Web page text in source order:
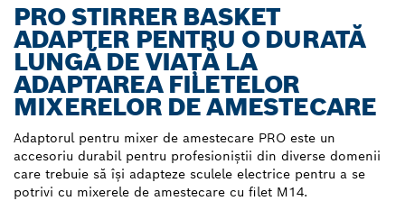
PRO STIRRER BASKET
ADAPTER PENTRU O DURATĂ
LUNGĂ DE VIAȚĂ LA
ADAPTAREA FILETELOR
MIXERELOR DE AMESTECARE
Adaptorul pentru mixer de amestecare PRO este un
accesoriu durabil pentru profesioniștii din diverse domenii
care trebuie să își adapteze sculele electrice pentru a se
potrivi cu mixerele de amestecare cu filet M14.